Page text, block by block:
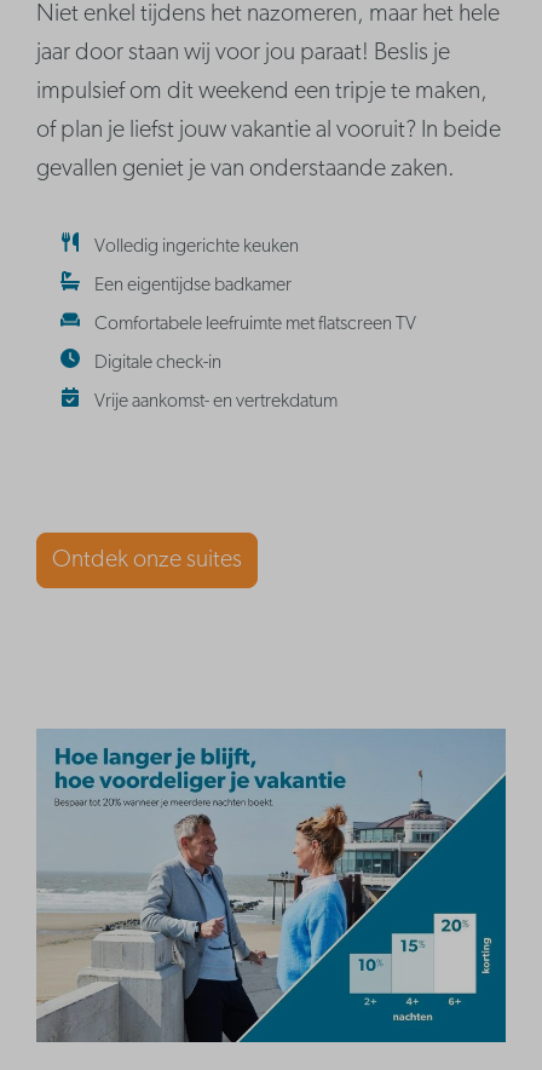
Niet enkel tijdens het nazomeren, maar het hele
jaar door staan wij voor jou paraat! Beslis je
impulsief om dit weekend een tripje te maken,
of plan je liefst jouw vakantie al vooruit? In beide
gevallen geniet je van onderstaande zaken.
Volledig ingerichte keuken
Een eigentijdse badkamer
Comfortabele leefruimte met flatscreen TV
Digitale check-in
Vrije aankomst- en vertrekdatum
Ontdek onze suites